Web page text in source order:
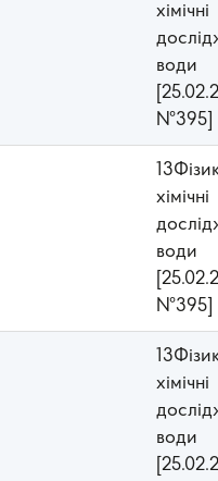
хімічні
води
№395]
хімічні
води
№395]
хімічні
води